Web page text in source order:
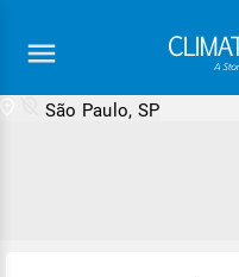
São Paulo, SP